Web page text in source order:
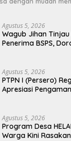
Agustus 5, 2026
Wagub Jihan
Penerima BSPS,
Agustus 5, 2026
PTPN I (Persero)
Apresiasi
Agustus 5, 2026
Program Desa
Warga Kini